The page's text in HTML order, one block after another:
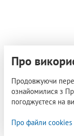
Про
Продовжуючи
ознайомилися з
погоджуєтеся на
Про файли cookies